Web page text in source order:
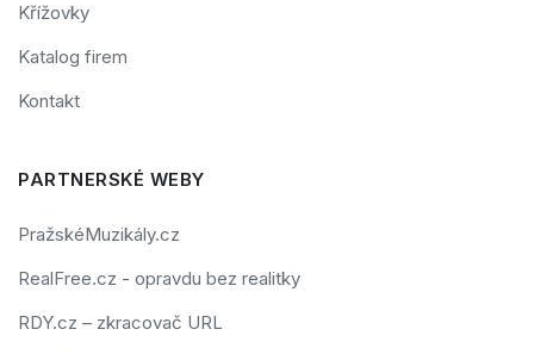
Křížovky
Katalog firem
Kontakt
PARTNERSKÉ WEBY
PražskéMuzikály.cz
RealFree.cz - opravdu bez realitky
RDY.cz – zkracovač URL